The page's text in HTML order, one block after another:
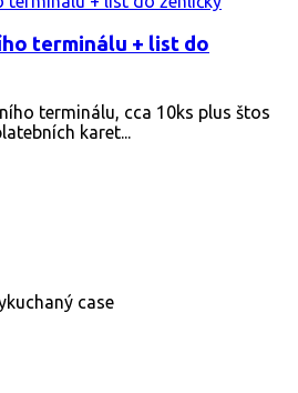
terminálu + list do
terminálu, cca 10ks plus štos
karet...
case